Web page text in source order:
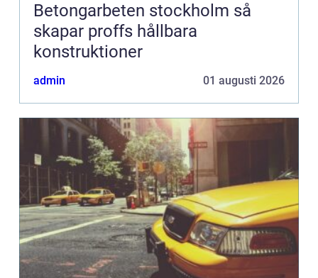
Betongarbeten stockholm så
skapar proffs hållbara
konstruktioner
admin 01 augusti 2026